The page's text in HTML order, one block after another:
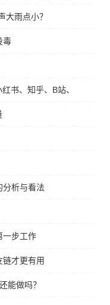
大雨点小？
毒
书、知乎、B站、视频号
分析与看法
一步工作
才更有用
能做吗？